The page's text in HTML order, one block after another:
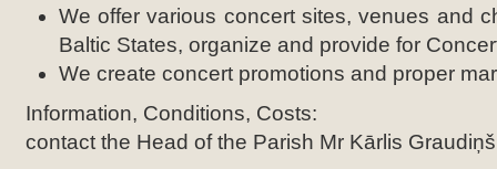
We offer various concert sites, venues and
Baltic States, organize and provide for
We create concert promotions and proper
Information, Conditions, Costs:
contact the Head of the Parish Mr Kārlis